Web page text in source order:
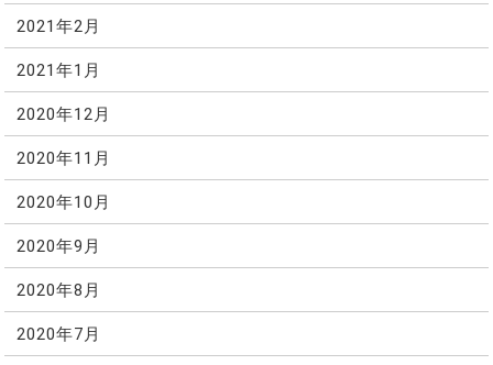
2021年2月
2021年1月
2020年12月
2020年11月
2020年10月
2020年9月
2020年8月
2020年7月